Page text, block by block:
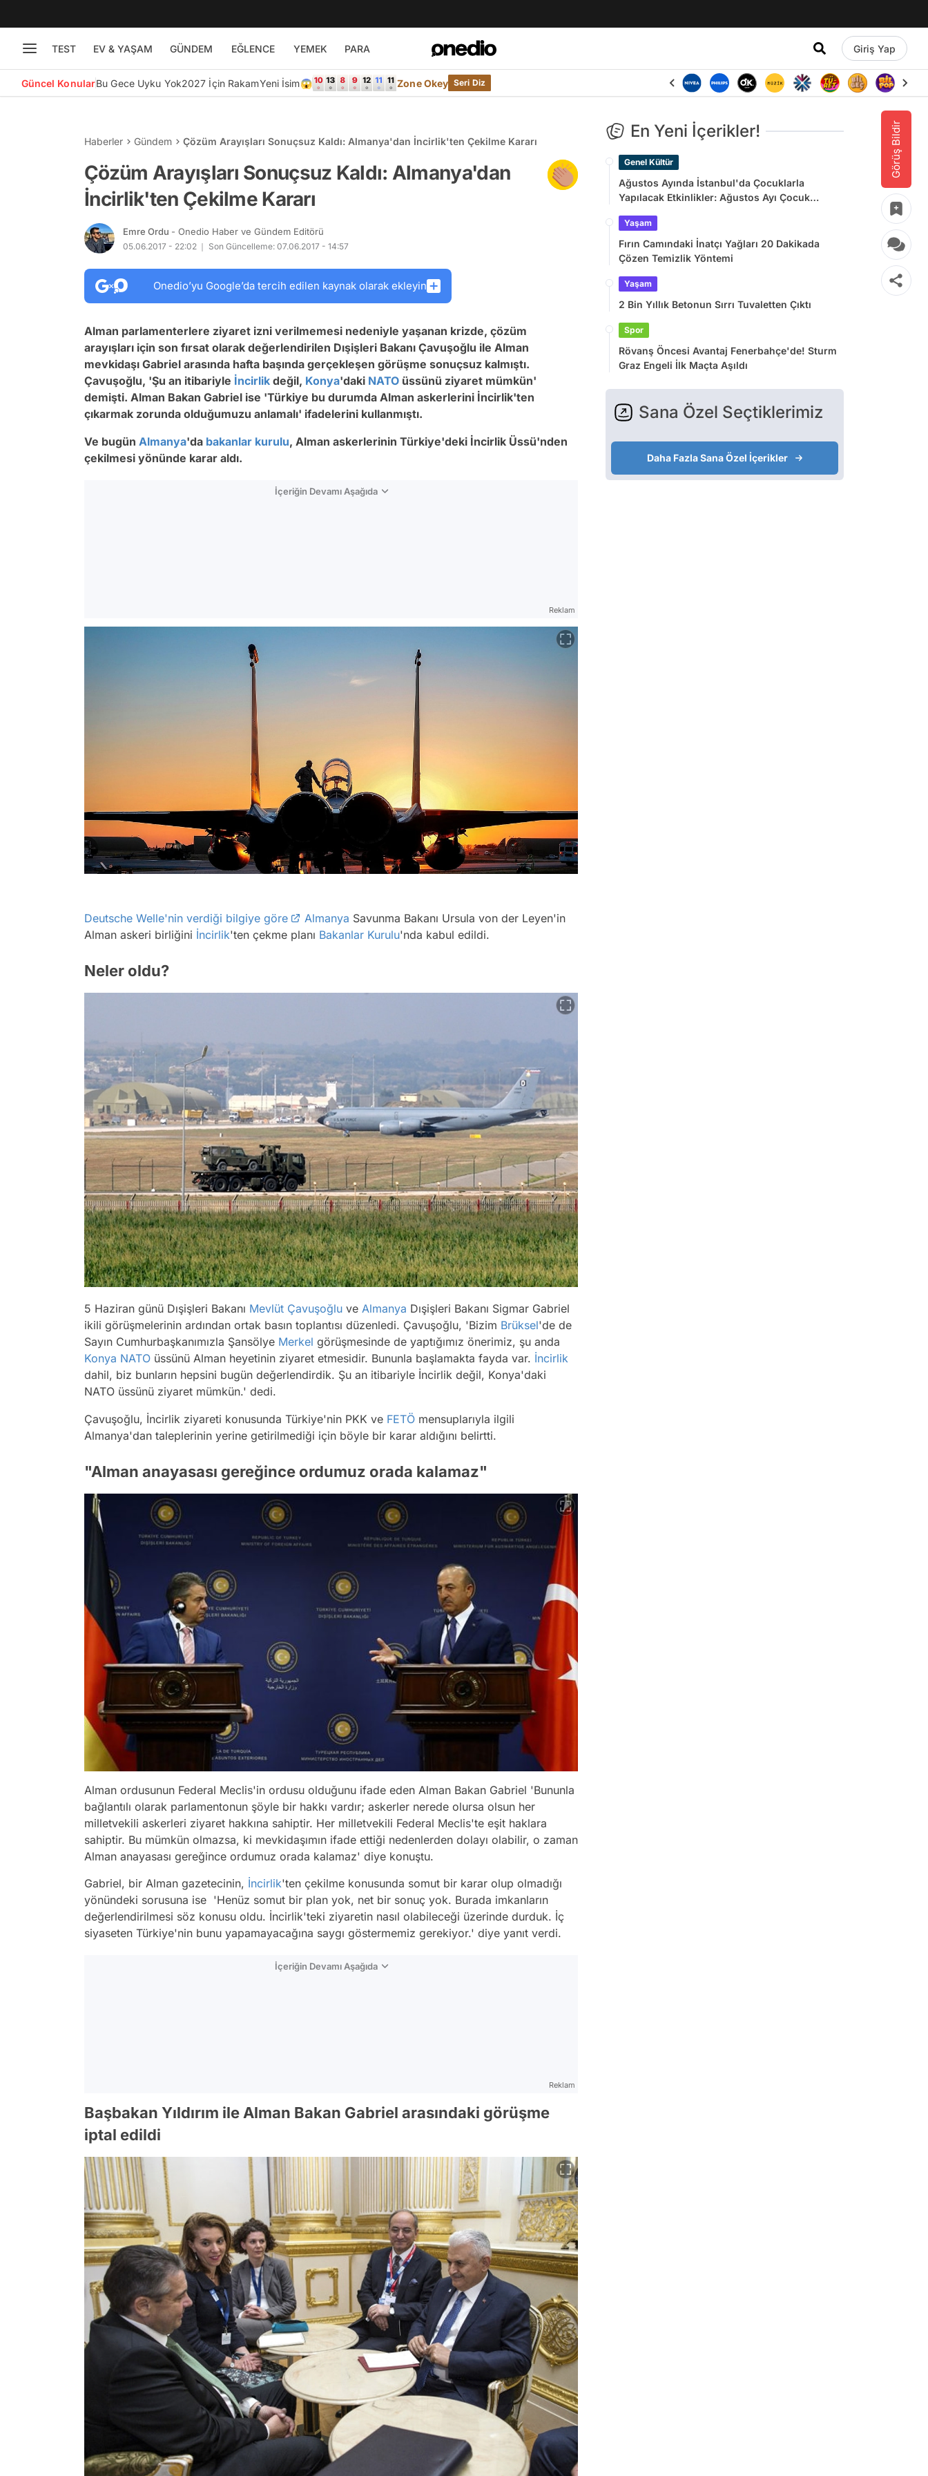
TEST EV & YAŞAM GÜNDEM EĞLENCE YEMEK PARA Giriş Yap
Güncel KonularBu Gece Uyku Yok2027 İçin RakamYeni İsim😱 Zone Okey Seri Diz
Görüş Bildir
Haberler Gündem Çözüm Arayışları Sonuçsuz Kaldı: Almanya'dan İncirlik'ten Çekilme Kararı
Çözüm Arayışları Sonuçsuz Kaldı: Almanya'dan
İncirlik'ten Çekilme Kararı
Emre Ordu - Onedio Haber ve Gündem Editörü
05.06.2017 - 22:02 Son Güncelleme: 07.06.2017 - 14:57
Onedio’yu Google’da tercih edilen kaynak olarak ekleyin
Alman parlamenterlere ziyaret izni verilmemesi nedeniyle yaşanan krizde, çözüm
arayışları için son fırsat olarak değerlendirilen Dışişleri Bakanı Çavuşoğlu ile Alman
mevkidaşı Gabriel arasında hafta başında gerçekleşen görüşme sonuçsuz kalmıştı.
Çavuşoğlu, 'Şu an itibariyle İncirlik değil, Konya'daki NATO üssünü ziyaret mümkün'
demişti. Alman Bakan Gabriel ise 'Türkiye bu durumda Alman askerlerini İncirlik'ten
çıkarmak zorunda olduğumuzu anlamalı' ifadelerini kullanmıştı.
Ve bugün Almanya'da bakanlar kurulu, Alman askerlerinin Türkiye'deki İncirlik Üssü'nden
çekilmesi yönünde karar aldı.
İçeriğin Devamı Aşağıda
Reklam
Deutsche Welle'nin verdiği bilgiye göre Almanya Savunma Bakanı Ursula von der Leyen'in
Alman askeri birliğini İncirlik'ten çekme planı Bakanlar Kurulu'nda kabul edildi.
Neler oldu?
5 Haziran günü Dışişleri Bakanı Mevlüt Çavuşoğlu ve Almanya Dışişleri Bakanı Sigmar Gabriel
ikili görüşmelerinin ardından ortak basın toplantısı düzenledi. Çavuşoğlu, 'Bizim Brüksel'de de
Sayın Cumhurbaşkanımızla Şansölye Merkel görüşmesinde de yaptığımız önerimiz, şu anda
Konya NATO üssünü Alman heyetinin ziyaret etmesidir. Bununla başlamakta fayda var. İncirlik
dahil, biz bunların hepsini bugün değerlendirdik. Şu an itibariyle İncirlik değil, Konya'daki
NATO üssünü ziyaret mümkün.' dedi.
Çavuşoğlu, İncirlik ziyareti konusunda Türkiye'nin PKK ve FETÖ mensuplarıyla ilgili
Almanya'dan taleplerinin yerine getirilmediği için böyle bir karar aldığını belirtti.
"Alman anayasası gereğince ordumuz orada kalamaz"
Alman ordusunun Federal Meclis'in ordusu olduğunu ifade eden Alman Bakan Gabriel 'Bununla
bağlantılı olarak parlamentonun şöyle bir hakkı vardır; askerler nerede olursa olsun her
milletvekili askerleri ziyaret hakkına sahiptir. Her milletvekili Federal Meclis'te eşit haklara
sahiptir. Bu mümkün olmazsa, ki mevkidaşımın ifade ettiği nedenlerden dolayı olabilir, o zaman
Alman anayasası gereğince ordumuz orada kalamaz' diye konuştu.
Gabriel, bir Alman gazetecinin, İncirlik'ten çekilme konusunda somut bir karar olup olmadığı
yönündeki sorusuna ise 'Henüz somut bir plan yok, net bir sonuç yok. Burada imkanların
değerlendirilmesi söz konusu oldu. İncirlik'teki ziyaretin nasıl olabileceği üzerinde durduk. İç
siyaseten Türkiye'nin bunu yapamayacağına saygı göstermemiz gerekiyor.' diye yanıt verdi.
İçeriğin Devamı Aşağıda
Reklam
Başbakan Yıldırım ile Alman Bakan Gabriel arasındaki görüşme
iptal edildi
En Yeni İçerikler!
Genel Kültür
Ağustos Ayında İstanbul'da Çocuklarla
Yapılacak Etkinlikler: Ağustos Ayı Çocuk
Yaşam
Fırın Camındaki İnatçı Yağları 20 Dakikada
Çözen Temizlik Yöntemi
Yaşam
2 Bin Yıllık Betonun Sırrı Tuvaletten Çıktı
Spor
Rövanş Öncesi Avantaj Fenerbahçe'de! Sturm
Graz Engeli İlk Maçta Aşıldı
Sana Özel Seçtiklerimiz
Daha Fazla Sana Özel İçerikler